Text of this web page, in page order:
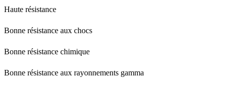
Haute résistance
Bonne résistance aux chocs
Bonne résistance chimique
Bonne résistance aux rayonnements gamma